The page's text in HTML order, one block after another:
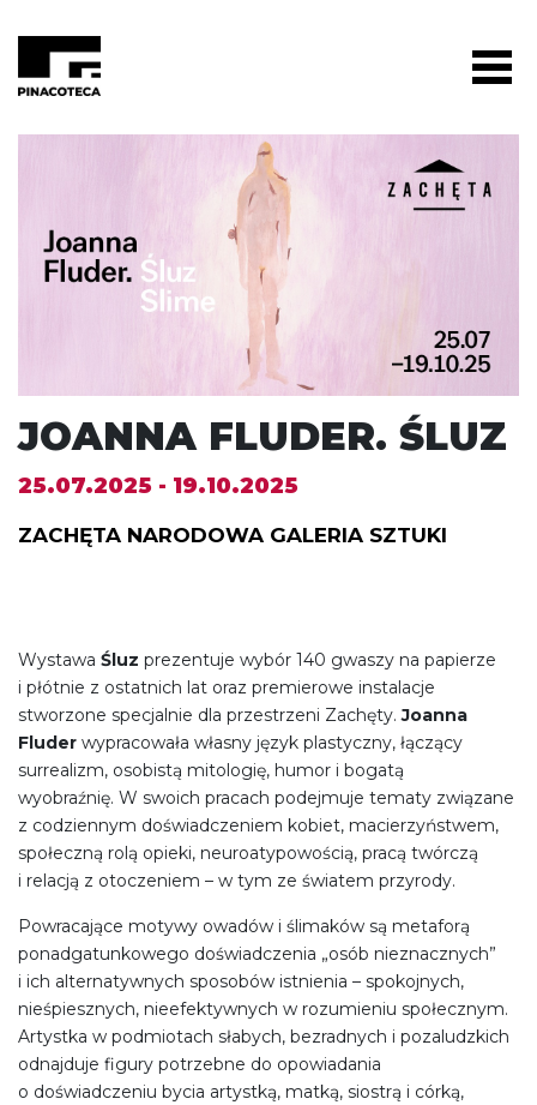
JOANNA FLUDER. ŚLUZ
25.07.2025 - 19.10.2025
ZACHĘTA NARODOWA GALERIA SZTUKI
Wystawa Śluz prezentuje wybór 140 gwaszy na papierze
i płótnie z ostatnich lat oraz premierowe instalacje
stworzone specjalnie dla przestrzeni Zachęty.Joanna
Fluder wypracowała własny język plastyczny, łączący
surrealizm, osobistą mitologię, humor i bogatą
wyobraźnię. W swoich pracach podejmuje tematy związane
z codziennym doświadczeniem kobiet, macierzyństwem,
społeczną rolą opieki, neuroatypowością, pracą twórczą
i relacją z otoczeniem – w tym ze światem przyrody.
Powracające motywy owadów i ślimaków są metaforą
ponadgatunkowego doświadczenia „osób nieznacznych”
i ich alternatywnych sposobów istnienia – spokojnych,
nieśpiesznych, nieefektywnych w rozumieniu społecznym.
Artystka w podmiotach słabych, bezradnych i pozaludzkich
odnajduje figury potrzebne do opowiadania
o doświadczeniu bycia artystką, matką, siostrą i córką,